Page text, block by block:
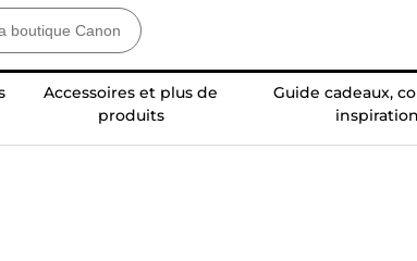
Accessoires et plus de
produits
Guide cadeaux,
inspiration